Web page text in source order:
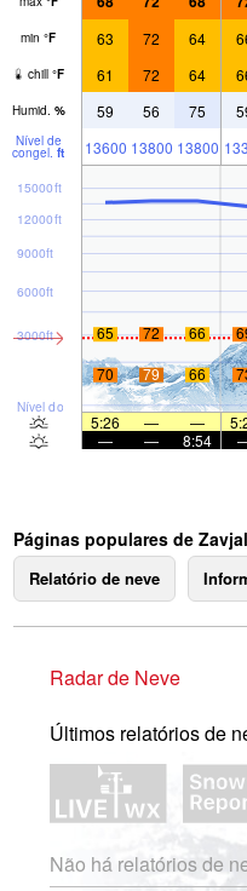
min °F 63 72 64
chill °F 61 72 64
Humid. % 59 56 75
Nível de
congel. ft 13600 13800 13800
Nível do mar
3000ft
6000ft
9000ft
12000ft
15000ft
65 72 66
70
79 66
5:26 — —
—
— 8:54
Páginas populares de
Relatório de neve
Radar de Neve
Últimos relatórios de
Não há relatórios de